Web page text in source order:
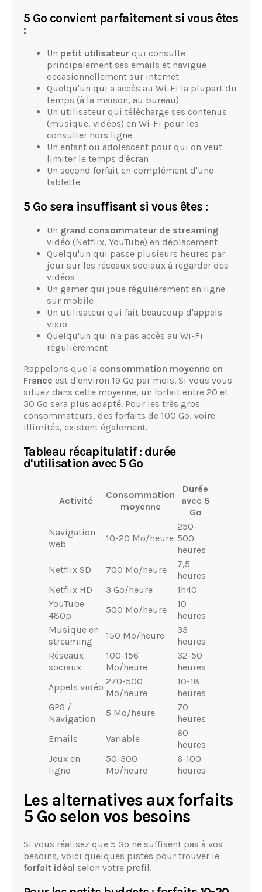
5 Go convient parfaitement si vous êtes
:
Un petit utilisateur qui consulte
principalement ses emails et navigue
occasionnellement sur internet
Quelqu'un qui a accès au Wi-Fi la plupart du
temps (à la maison, au bureau)
Un utilisateur qui télécharge ses contenus
(musique, vidéos) en Wi-Fi pour les
consulter hors ligne
Un enfant ou adolescent pour qui on veut
limiter le temps d'écran
Un second forfait en complément d'une
tablette
5 Go sera insuffisant si vous êtes :
Un grand consommateur de streaming
vidéo (Netflix, YouTube) en déplacement
Quelqu'un qui passe plusieurs heures par
jour sur les réseaux sociaux à regarder des
vidéos
Un gamer qui joue régulièrement en ligne
sur mobile
Un utilisateur qui fait beaucoup d'appels
visio
Quelqu'un qui n'a pas accès au Wi-Fi
régulièrement
Rappelons que la consommation moyenne en
France est d'environ 19 Go par mois. Si vous vous
situez dans cette moyenne, un forfait entre 20 et
50 Go sera plus adapté. Pour les très gros
consommateurs, des forfaits de 100 Go, voire
illimités, existent également.
Tableau récapitulatif : durée
d'utilisation avec 5 Go
Activité
Consommation
moyenne
Durée
avec 5
Go
Navigation
web
10-20 Mo/heure
250-
500
heures
Netflix SD
700 Mo/heure
7,5
heures
Netflix HD
3 Go/heure
1h40
YouTube
480p
500 Mo/heure
10
heures
Musique en
streaming
150 Mo/heure
33
heures
Réseaux
sociaux
100-156
Mo/heure
32-50
heures
Appels vidéo
270-500
Mo/heure
10-18
heures
GPS /
Navigation
5 Mo/heure
70
heures
Emails
Variable
60
heures
Jeux en
ligne
50-300
Mo/heure
6-100
heures
Les alternatives aux forfaits
5 Go selon vos besoins
Si vous réalisez que 5 Go ne suffisent pas à vos
besoins, voici quelques pistes pour trouver le
forfait idéal selon votre profil.